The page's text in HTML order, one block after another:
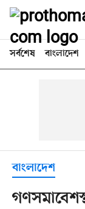
সর্বশেষ বাংলাদেশ
বাংলাদেশ